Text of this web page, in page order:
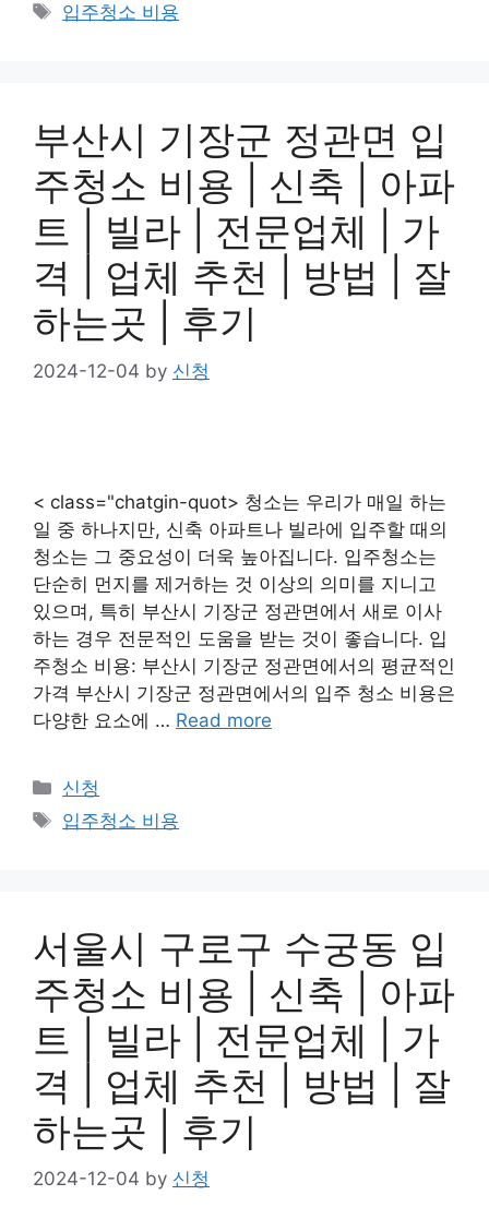
Tags
입주청소 비용
부산시 기장군 정관면 입
주청소 비용 | 신축 | 아파
트 | 빌라 | 전문업체 | 가
격 | 업체 추천 | 방법 | 잘
하는곳 | 후기
2024-12-04 by 신청
< class="chatgin-quot> 청소는 우리가 매일 하는
일 중 하나지만, 신축 아파트나 빌라에 입주할 때의
청소는 그 중요성이 더욱 높아집니다. 입주청소는
단순히 먼지를 제거하는 것 이상의 의미를 지니고
있으며, 특히 부산시 기장군 정관면에서 새로 이사
하는 경우 전문적인 도움을 받는 것이 좋습니다. 입
주청소 비용: 부산시 기장군 정관면에서의 평균적인
가격 부산시 기장군 정관면에서의 입주 청소 비용은
다양한 요소에 … Read more
Categories
신청
Tags
입주청소 비용
서울시 구로구 수궁동 입
주청소 비용 | 신축 | 아파
트 | 빌라 | 전문업체 | 가
격 | 업체 추천 | 방법 | 잘
하는곳 | 후기
2024-12-04 by 신청